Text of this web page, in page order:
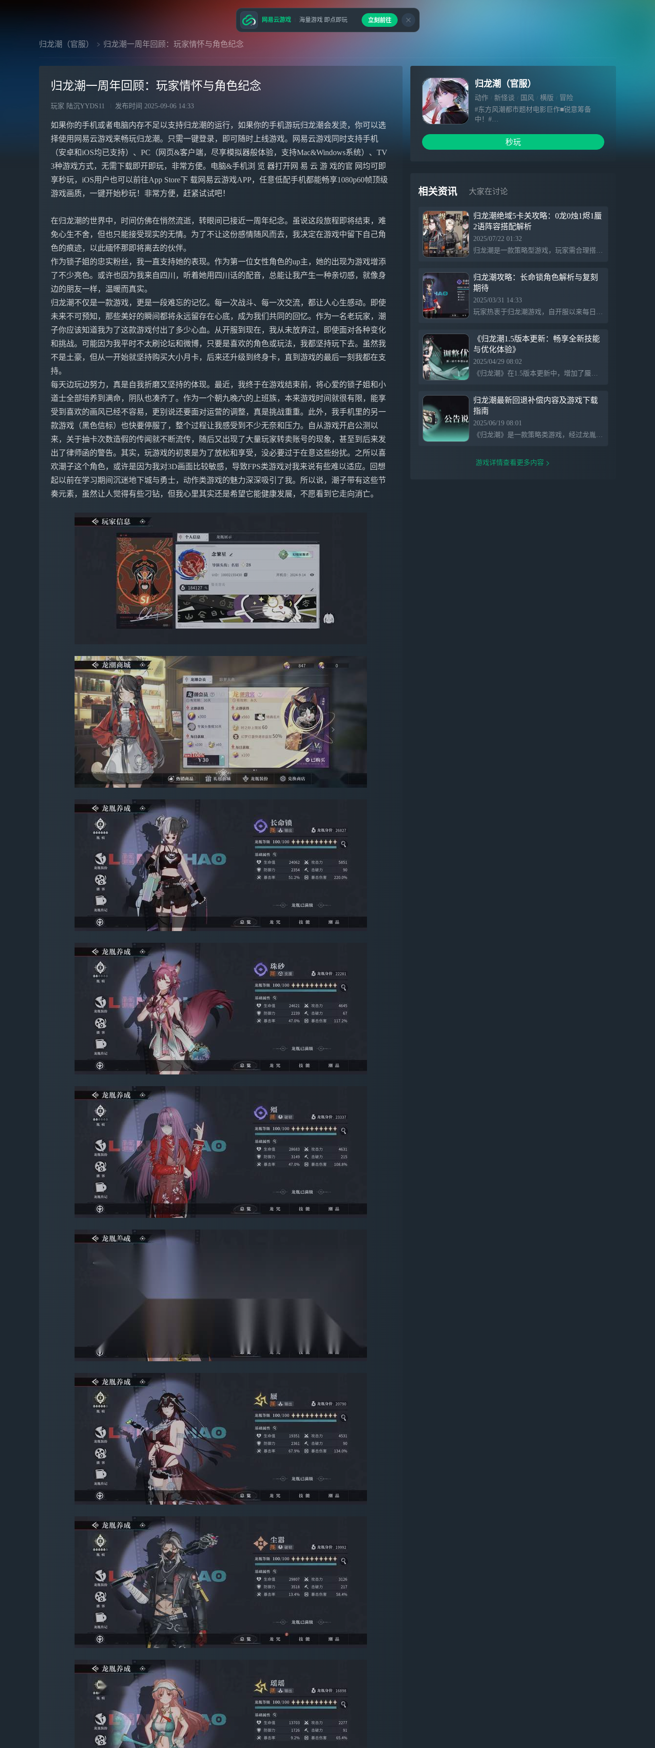
归龙潮（官服） 归龙潮一周年回顾：玩家情怀与角色纪念
归龙潮一周年回顾：玩家情怀与角色纪念
玩家 陆沉YYDS11 发布时间 2025-09-06 14:33
如果你的手机或者电脑内存不足以支持归龙潮的运行，如果你的手机游玩归龙潮会发烫，你可以选
择使用网易云游戏来畅玩归龙潮。只需一键登录，即可随时上线游戏。网易云游戏同时支持手机
（安卓和iOS均已支持）、PC（网页&客户端，尽享模拟器般体验，支持Mac&Windows系统）、TV
3种游戏方式，无需下载即开即玩，非常方便。电脑&手机浏 览 器打开网 易 云 游 戏的官 网均可即
享秒玩，iOS用户也可以前往App Store下 载网易云游戏APP，任意低配手机都能畅享1080p60帧顶级
游戏画质，一键开始秒玩！非常方便，赶紧试试吧！
在归龙潮的世界中，时间仿佛在悄然流逝，转眼间已接近一周年纪念。虽说这段旅程即将结束，难
免心生不舍，但也只能接受现实的无情。为了不让这份感情随风而去，我决定在游戏中留下自己角
色的痕迹，以此缅怀那即将离去的伙伴。
作为锁子姐的忠实粉丝，我一直支持她的表现。作为第一位女性角色的up主，她的出现为游戏增添
了不少亮色。或许也因为我来自四川，听着她用四川话的配音，总能让我产生一种亲切感，就像身
边的朋友一样，温暖而真实。
归龙潮不仅是一款游戏，更是一段难忘的记忆。每一次战斗、每一次交流，都让人心生感动。即使
未来不可预知，那些美好的瞬间都将永远留存在心底，成为我们共同的回忆。作为一名老玩家，潮
子你应该知道我为了这款游戏付出了多少心血。从开服到现在，我从未放弃过，即使面对各种变化
和挑战。可能因为我平时不太刷论坛和微博，只要是喜欢的角色或玩法，我都坚持玩下去。虽然我
不是土豪，但从一开始就坚持购买大小月卡，后来还升级到终身卡，直到游戏的最后一刻我都在支
持。
每天边玩边努力，真是自我折磨又坚持的体现。最近，我终于在游戏结束前，将心爱的锁子姐和小
道士全部培养到满命，阴队也凑齐了。作为一个朝九晚六的上班族，本来游戏时间就很有限，能享
受到喜欢的画风已经不容易，更别说还要面对运营的调整，真是挑战重重。此外，我手机里的另一
款游戏（黑色信标）也快要停服了，整个过程让我感受到不少无奈和压力。自从游戏开启公测以
来，关于抽卡次数造假的传闻就不断流传，随后又出现了大量玩家转卖账号的现象，甚至到后来发
出了律师函的警告。其实，玩游戏的初衷是为了放松和享受，没必要过于在意这些纷扰。之所以喜
欢潮子这个角色，或许是因为我对3D画面比较敏感，导致FPS类游戏对我来说有些难以适应。回想
起以前在学习期间沉迷地下城与勇士，动作类游戏的魅力深深吸引了我。所以说，潮子带有这些节
奏元素，虽然让人觉得有些刁钻，但我心里其实还是希望它能健康发展，不愿看到它走向消亡。
归龙潮（官服）
动作 新怪谈 国风 横版
冒险
#东方风潮都市题材电影巨作■锐意筹备
中！#
类型：国风都市 / 复古 / 动作 / 喜剧
招募职位：导演（你）
演员-灰/ 语冰/ 醉笙/ 星牧/ 非花……（陆续
签约中）
五险二金/带薪出差/公司有猫/老板貌美
职位要求：
■统筹电影拍摄工作，培养你的“剧组”班
底；
■思维敏捷，调度指挥成员，擅长给“演员”
■胆大心细，敢于实地取景，探索九座街
区，挑选最佳拍摄场地；
你的眼前，该怎么办？请放心，制片人蜃夫
人向您保证，这些*真的*只是特效。
才会收到这封招聘启事。
“映入你龙胤之瞳中的，是真实，还是梦幻
泡影般的美梦呢？
加入我们吧，我很期待你用这双眼睛，见证
一切。”
秒玩
相关资讯 大家在讨论
归龙潮绝域5卡关攻略：0龙0烛1烬1蜃
2语阵容搭配解析
2025/07/22 01:32
归龙潮是一款策略型游戏，玩家需合理搭配角色和技能应对各种挑战。游戏中需要合理利用烬、蜃、龙女等角色的技能，注意卡绝域和充能，避免高伤害。前期策略依靠导演语冰持续推进，后期通过角色搭配提升战斗力，实现逐步突破，整体玩法强调资源管理和战术布局。
归龙潮攻略：长命锁角色解析与复刻
期待
2025/03/31 14:33
玩家热衷于归龙潮游戏，自开服以来每日参与，特别喜欢角色长命锁，欣赏她的灵活性并视其为开局强力角色。玩家期待长命锁的复刻，已攒钱准备抽奖以提升她的实力。
《归龙潮1.5版本更新：畅享全新技能
与优化体验》
2025/04/29 08:02
《归龙潮》在1.5版本更新中，增加了蜃在施放新技能「烟锁重楼」和「梦断巫山」时的攻击力和暴击率提升，同时提升了伤害系数。咒术释放后将立即获得荧蝶并优化了普攻、咒术和连招的衔接，提供更顺畅的战斗体验。
归龙潮最新回退补偿内容及游戏下载
指南
2025/06/19 08:01
《归龙潮》是一款策略类游戏，经过龙胤“殭”平衡性调整后，官方为弥补影响，于2025年6月14日至7月14日开启回退服务，返还抽取“殭”胤的资源和养成资源，以保障玩家体验。游戏强调持续优化和玩家反馈的重要性。
游戏详情查看更多内容
网易云游戏 海量游戏 即点即玩 立刻前往